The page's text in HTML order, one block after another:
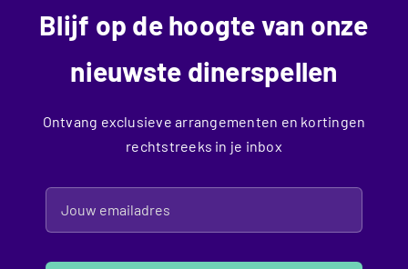
Blijf op de hoogte van onze
nieuwste dinerspellen
Ontvang exclusieve arrangementen en kortingen
rechtstreeks in je inbox